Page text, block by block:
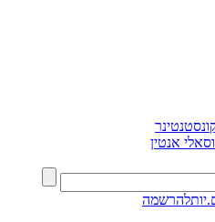
אנטין
להרשמה